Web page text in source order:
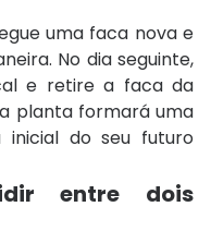
uma faca nova e
No dia seguinte,
e retire a faca da
planta formará uma
inicial do seu futuro
entre dois